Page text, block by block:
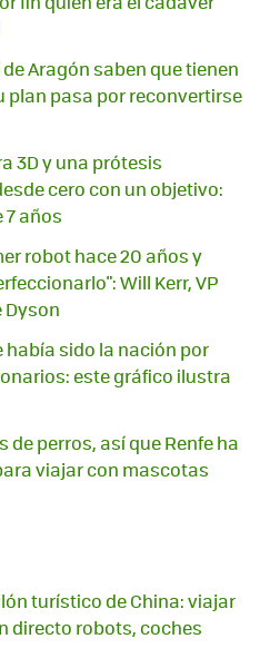
Aragón saben que tienen
plan pasa por reconvertirse
3D y una prótesis
cero con un objetivo:
años
robot hace 20 años y
Will Kerr, VP
había sido la nación por
este gráfico ilustra
de perros, así que Renfe ha
viajar con mascotas
turístico de China: viajar
directo robots, coches